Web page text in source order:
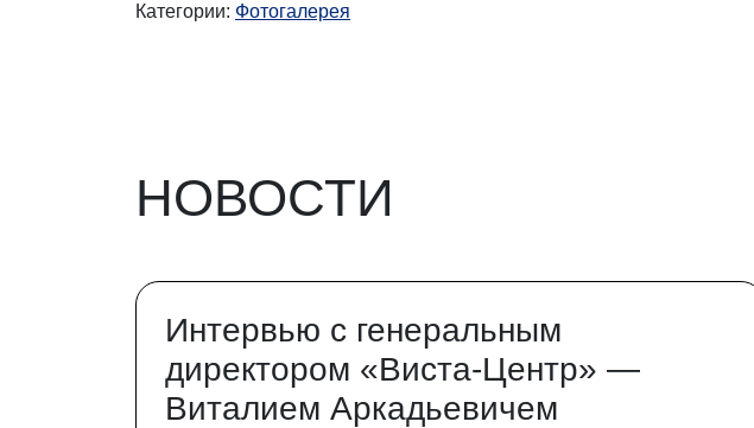
Категории: Фотогалерея
НОВОСТИ
Интервью с генеральным
директором «Виста-Центр» —
Виталием Аркадьевичем